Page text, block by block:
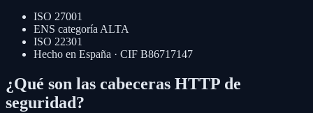
ISO 27001
ENS categoría ALTA
ISO 22301
Hecho en España · CIF B86717147
¿Qué son las cabeceras HTTP de
seguridad?